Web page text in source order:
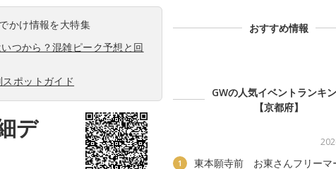
かけ情報を大特集
つから？混雑ピーク予想と回
ポットガイド
デ
おすすめ情報
GWの人気イベントランキ
【京都府】
1
東本願寺前 お東さんフリーマ